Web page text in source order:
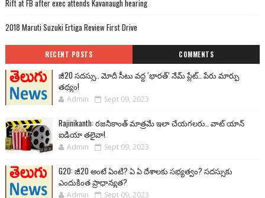
Rift at FB after exec attends Kavanaugh hearing
2018 Maruti Suzuki Ertiga Review First Drive
RECENT POSTS COMMENTS
జీ20 సదస్సు.. మోదీ సీటు వద్ద ‘భారత్’ నేమ్ ప్లేట్‌.. పేరు మార్పు
తథ్యం!
Admin Sept 09, 2023
Rajinikanth: రజనీకాంత్ మాత్రమే ఇలా చేయగలరు.. వాట్ యాన్
ఐడియా తలైవా!
Admin Sept 09, 2023
G20: జీ20 అంటే ఏంటి? ఏ ఏ దేశాలకు సభ్యత్వం? సదస్సుకు
ఎందుకింత ప్రాధాన్యత?
Admin Sept 09, 2023